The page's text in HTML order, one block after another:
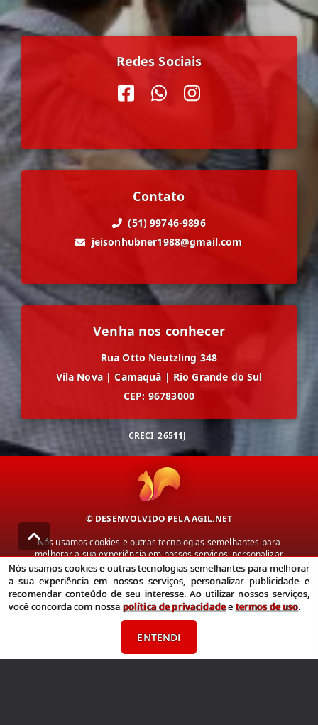
Redes Sociais
Contato
(51) 99746-9896
jeisonhubner1988@gmail.com
Venha nos conhecer
Rua Otto Neutzling 348
Vila Nova | Camaquã | Rio Grande do Sul
CEP: 96783000
CRECI 26511J
© DESENVOLVIDO PELAAGIL.NET
Nós usamos cookies e outras tecnologias semelhantes para
melhorar a sua experiência em nossos serviços, personalizar
publicidade e recomendar conteúdo de seu interesse. Ao utilizar
nossos serviços, você concorda com nossa política de privacidade e
termos de uso.
Política de Privacidade Termos de uso
Nós usamos cookies e outras tecnologias semelhantes para melhorar
a sua experiência em nossos serviços, personalizar publicidade e
recomendar conteúdo de seu interesse. Ao utilizar nossos serviços,
você concorda com nossa política de privacidadeetermos de uso.
ENTENDI